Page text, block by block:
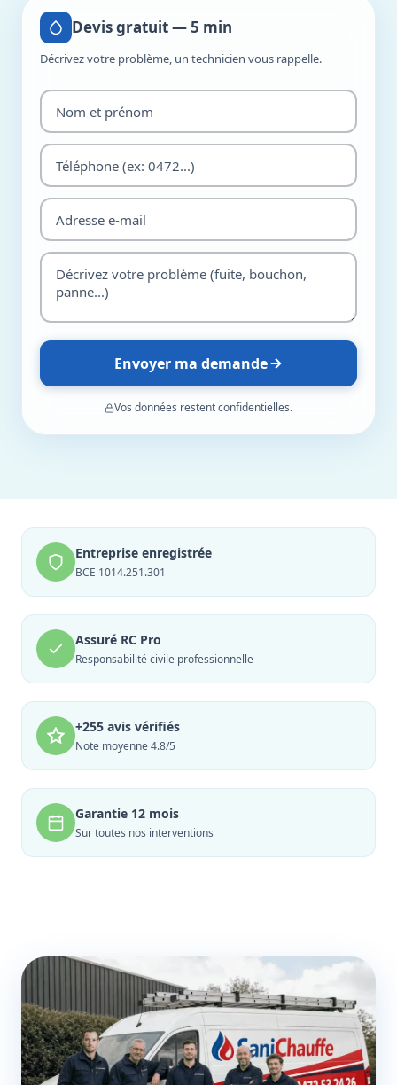
Devis gratuit — 5 min
Décrivez votre problème, un technicien vous rappelle.
Envoyer ma demande
Vos données restent confidentielles.
Entreprise enregistrée
BCE 1014.251.301
Assuré RC Pro
Responsabilité civile professionnelle
+255 avis vérifiés
Note moyenne 4.8/5
Garantie 12 mois
Sur toutes nos interventions